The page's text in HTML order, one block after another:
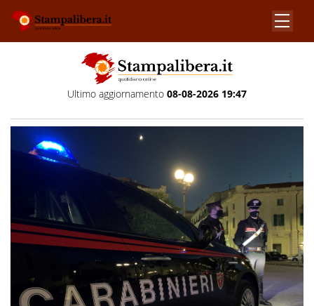
Ultimo aggiornamento 08-08-2026 19:47